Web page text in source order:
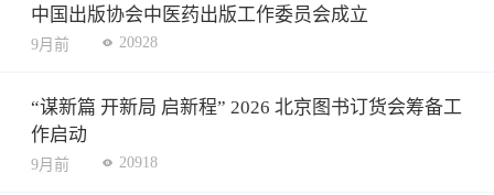
中国出版协会中医药出版工作委员会成立
9月前 20928
“谋新篇 开新局 启新程” 2026 北京图书订货会筹备工
作启动
9月前 20918